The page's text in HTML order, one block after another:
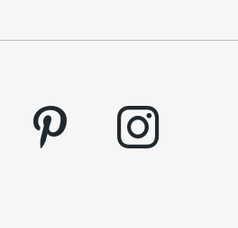
pinterest instagram